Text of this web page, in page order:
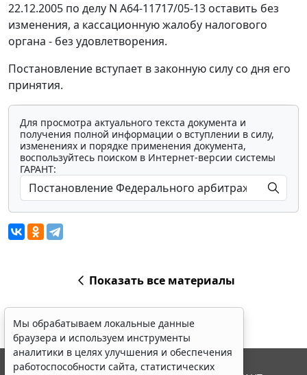
22.12.2005 по делу N А64-11717/05-13 оставить без
изменения, а кассационную жалобу налогового
органа - без удовлетворения.
Постановление вступает в законную силу со дня его
принятия.
Для просмотра актуального текста документа и
получения полной информации о вступлении в силу,
изменениях и порядке применения документа,
воспользуйтесь поиском в Интернет-версии системы
ГАРАНТ:
Показать все материалы
Мы обрабатываем локальные данные
браузера и используем инструменты
аналитики в целях улучшения и обеспечения
работоспособности сайта, статистических